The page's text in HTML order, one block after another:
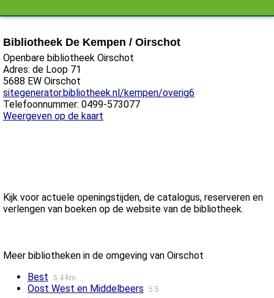
Bibliotheek De Kempen / Oirschot
Openbare bibliotheek Oirschot
Adres: de Loop 71
5688 EW Oirschot
sitegenerator.bibliotheek.nl/kempen/overig6
Telefoonnummer: 0499-573077
Weergeven op de kaart
Kijk voor actuele openingstijden, de catalogus, reserveren en
verlengen van boeken op de website van de bibliotheek.
Meer bibliotheken in de omgeving van Oirschot
Best
5.4 km
Oost West en Middelbeers
5.5